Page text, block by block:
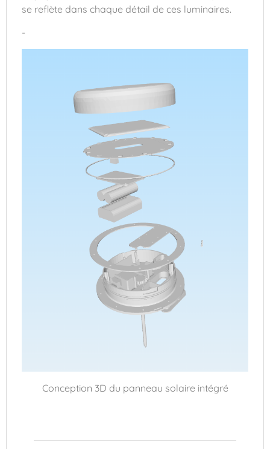
se reflète dans chaque détail de ces luminaires.
-
Conception 3D du panneau solaire intégré